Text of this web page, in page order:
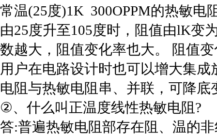
常温(25度)1K 300OPPM的热敏电
由25度升至105度时，阻值由lK变
数越大，阻值变化率也大。 阻值
用户在电路设计时也可以增大集
电阻与热敏电阻串、并联，可降底
②、什么叫正温度线性热敏电阻?
答:普遍热敏电阻部存在阻、温的